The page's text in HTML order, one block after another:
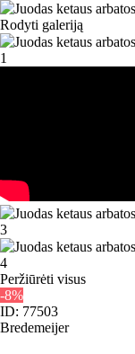
Rodyti galeriją
Peržiūrėti visus
-8%
ID: 77503
Bredemeijer